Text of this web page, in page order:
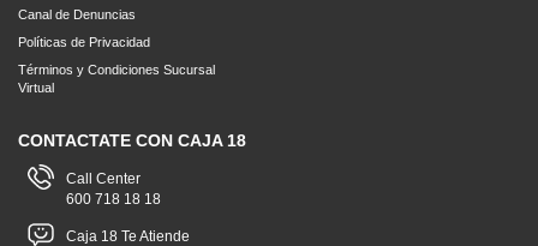
Canal de Denuncias
Políticas de Privacidad
Términos y Condiciones Sucursal
Virtual
CONTACTATE CON CAJA 18
Call Center
600 718 18 18
Caja 18 Te Atiende